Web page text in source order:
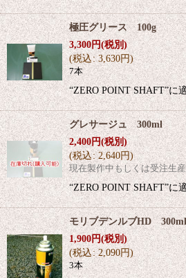
極圧グリース 100g
3,300円(税別)
(税込: 3,630円)
7本
“ZERO POINT SHAFT”に
グレサージュ 300ml
2,400円(税別)
(税込: 2,640円)
現在製作中もしくは受注生産
“ZERO POINT SHAFT”に
モリブデンルブHD 300ml
1,900円(税別)
(税込: 2,090円)
3本